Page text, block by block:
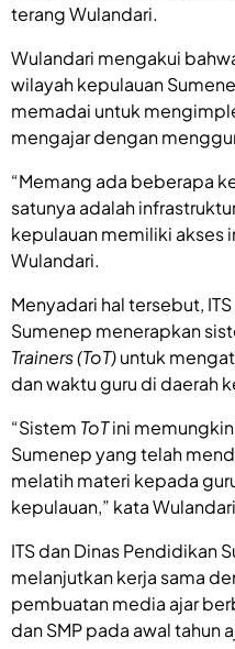
terang Wulandari.
Wulandari mengakui
wilayah kepulauan
memadai untuk
mengajar dengan
“Memang ada beberapa
satunya adalah
kepulauan memiliki akses
Wulandari.
Menyadari hal tersebut,
Sumenep menerapkan
Trainers (ToT)untuk
dan waktu guru di daerah
“Sistem ToTini
Sumenep yang telah
melatih materi kepada
kepulauan,” kata
ITS dan Dinas Pendidikan
melanjutkan kerja sama
pembuatan media ajar
dan SMP pada awal tahun